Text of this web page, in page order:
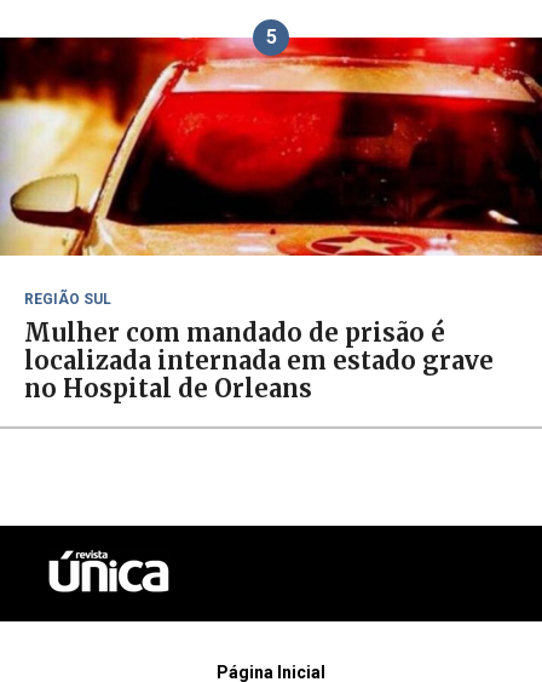
5
REGIÃO SUL
Mulher com mandado de prisão é
localizada internada em estado grave
no Hospital de Orleans
Página Inicial